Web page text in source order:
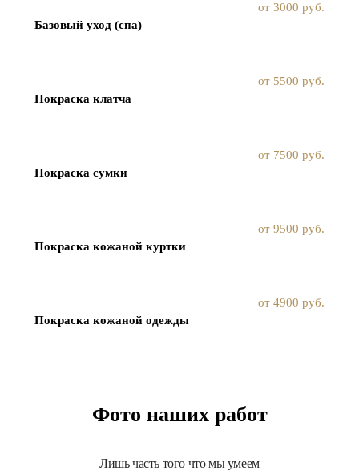
Базовый уход (спа)
от 3000 руб.
Покраска клатча
от 5500 руб.
Покраска сумки
от 7500 руб.
Покраска кожаной куртки
от 9500 руб.
Покраска кожаной одежды
от 4900 руб.
Фото наших работ
Лишь часть того что мы умеем